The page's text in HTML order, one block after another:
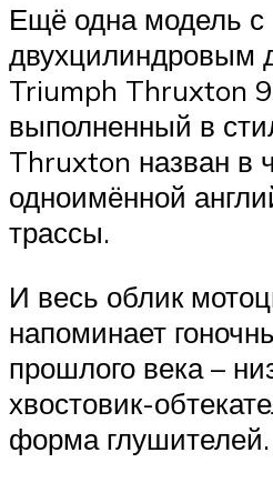
Ещё одна модель с
двухцилиндровым
Triumph Thruxton
выполненный в
Thruxton назван в
одноимённой
трассы.
И весь облик
напоминает
прошлого века –
хвостовик-
форма глушителей.